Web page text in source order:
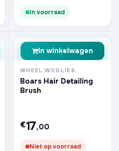
In voorraad
In winkelwagen
WHEEL WOOLIES
Boars Hair Detailing
Brush
€17,00
Niet op voorraad